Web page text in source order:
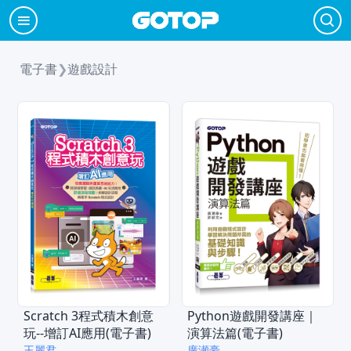
電子書❯遊戲設計
Scratch 3程式積木創意
玩--增訂AI應用(電子書)
Python遊戲開發講座｜
演算法篇(電子書)